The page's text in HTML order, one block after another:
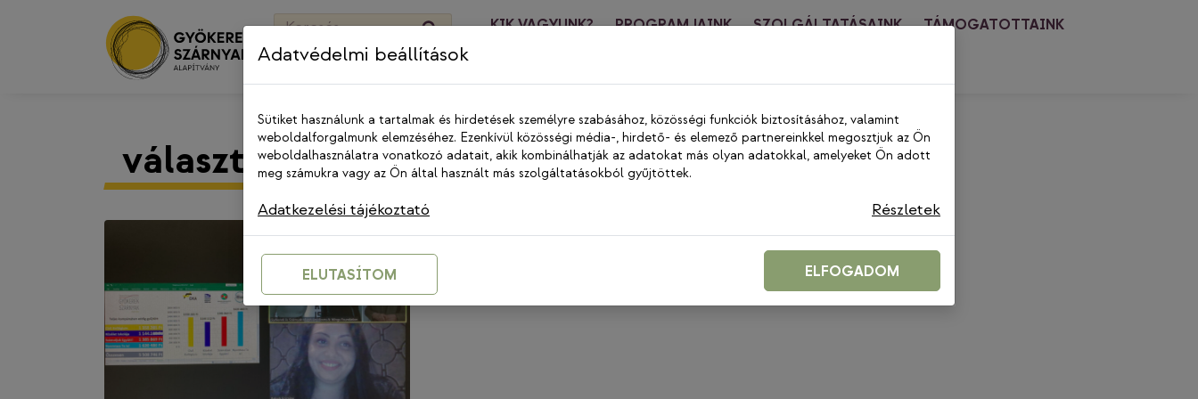
Keresés: KIK VAGYUNK? PROGRAMJAINK SZOLGÁLTATÁSAINK
TÁMOGATOTTAINK
választások tisztasága
Adatvédelmi beállítások
Sütiket használunk a tartalmak és hirdetések személyre szabásához, közösségi funkciók biztosításához, valamint
weboldalforgalmunk elemzéséhez. Ezenkívül közösségi média-, hirdető- és elemező partnereinkkel megosztjuk az Ön
weboldalhasználatra vonatkozó adatait, akik kombinálhatják az adatokat más olyan adatokkal, amelyeket Ön adott
meg számukra vagy az Ön által használt más szolgáltatásokból gyűjtöttek.
Adatkezelési tájékoztató Részletek
ELUTASÍTOM ELFOGADOM